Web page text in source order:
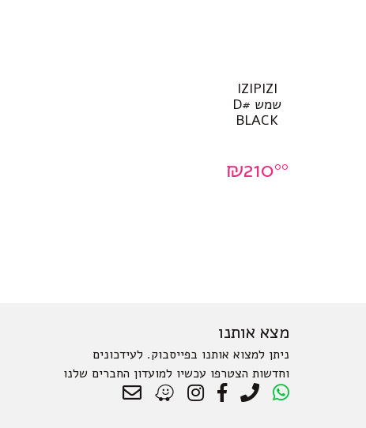
IZIPIZI
שמש #D
BLACK
₪21000
מצא אותנו
ניתן למצוא אותנו בפייסבוק. לעידכונים
וחדשות הצטרפו עכשיו למועדון החברים שלנו